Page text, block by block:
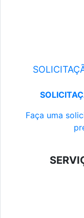
Faça uma